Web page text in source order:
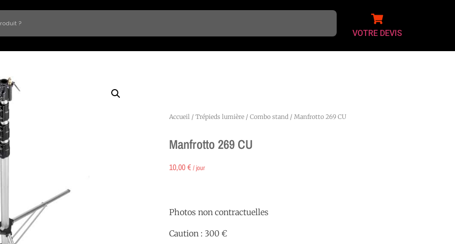
VOTRE DEVIS
Accueil /Trépieds lumière /Combo stand / Manfrotto 269 CU
Manfrotto 269 CU
10,00€ / jour
Photos non contractuelles
Caution : 300 €